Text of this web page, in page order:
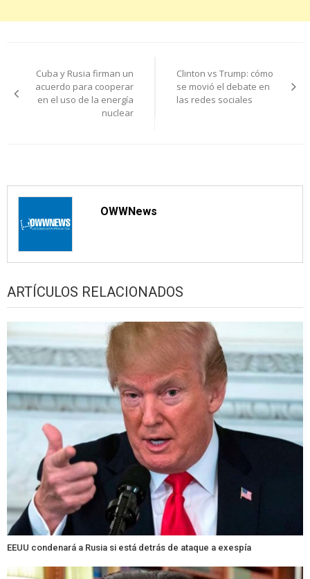
de
entradas
Cuba y Rusia firman un
acuerdo para cooperar
en el uso de la energía
nuclear
Clinton vs Trump: cómo
se movió el debate en
las redes sociales
OWWNews
ARTÍCULOS RELACIONADOS
EEUU condenará a Rusia si está detrás de ataque a exespía